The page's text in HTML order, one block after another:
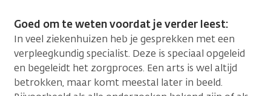
Goed om te weten voordat je verder leest:
In veel ziekenhuizen heb je gesprekken met een
verpleegkundig specialist. Deze is speciaal opgeleid
en begeleidt het zorgproces. Een arts is wel altijd
betrokken, maar komt meestal later in beeld.